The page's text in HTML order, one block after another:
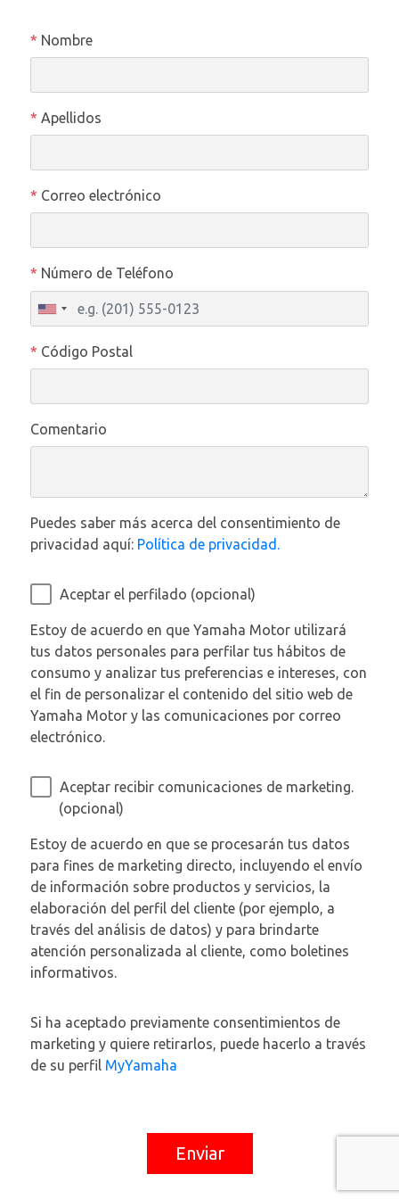
* Nombre
* Apellidos
* Correo electrónico
* Número de Teléfono
* Código Postal
Comentario
Puedes saber más acerca del consentimiento de
privacidad aquí: Política de privacidad.
Aceptar el perfilado (opcional)
Estoy de acuerdo en que Yamaha Motor utilizará
tus datos personales para perfilar tus hábitos de
consumo y analizar tus preferencias e intereses, con
el fin de personalizar el contenido del sitio web de
Yamaha Motor y las comunicaciones por correo
electrónico.
Aceptar recibir comunicaciones de marketing.
(opcional)
Estoy de acuerdo en que se procesarán tus datos
para fines de marketing directo, incluyendo el envío
de información sobre productos y servicios, la
elaboración del perfil del cliente (por ejemplo, a
través del análisis de datos) y para brindarte
atención personalizada al cliente, como boletines
informativos.
Si ha aceptado previamente consentimientos de
marketing y quiere retirarlos, puede hacerlo a través
de su perfil MyYamaha
Enviar